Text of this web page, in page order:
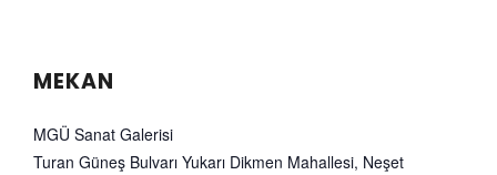
MEKAN
MGÜ Sanat Galerisi
Turan Güneş Bulvarı Yukarı Dikmen Mahallesi, Neşet